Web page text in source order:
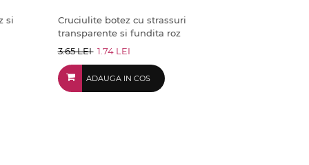
si
Cruciulite botez cu strassuri
transparente si fundita roz
3.65 LEI 1.74 LEI
ADAUGA IN COS